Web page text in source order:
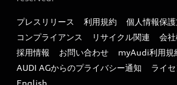
ファイナンス
キャンペーン / イベント
買取査定
リサイクル法
よくある質問（FAQ）
プレスリリース 利用規約
個人情報保
コンプライアンス
リサイクル関連
会
採用情報
お問い合わせ
myAudi利用規
AUDI AGからのプライバシー通知
ライ
English